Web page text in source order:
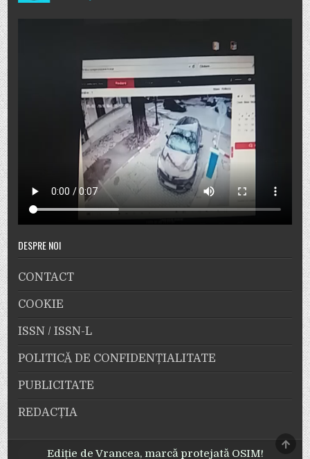
DESPRE NOI
CONTACT
COOKIE
ISSN / ISSN-L
POLITICĂ DE CONFIDENȚIALITATE
PUBLICITATE
REDACȚIA
Ediție de Vrancea, marcă protejată OSIM!